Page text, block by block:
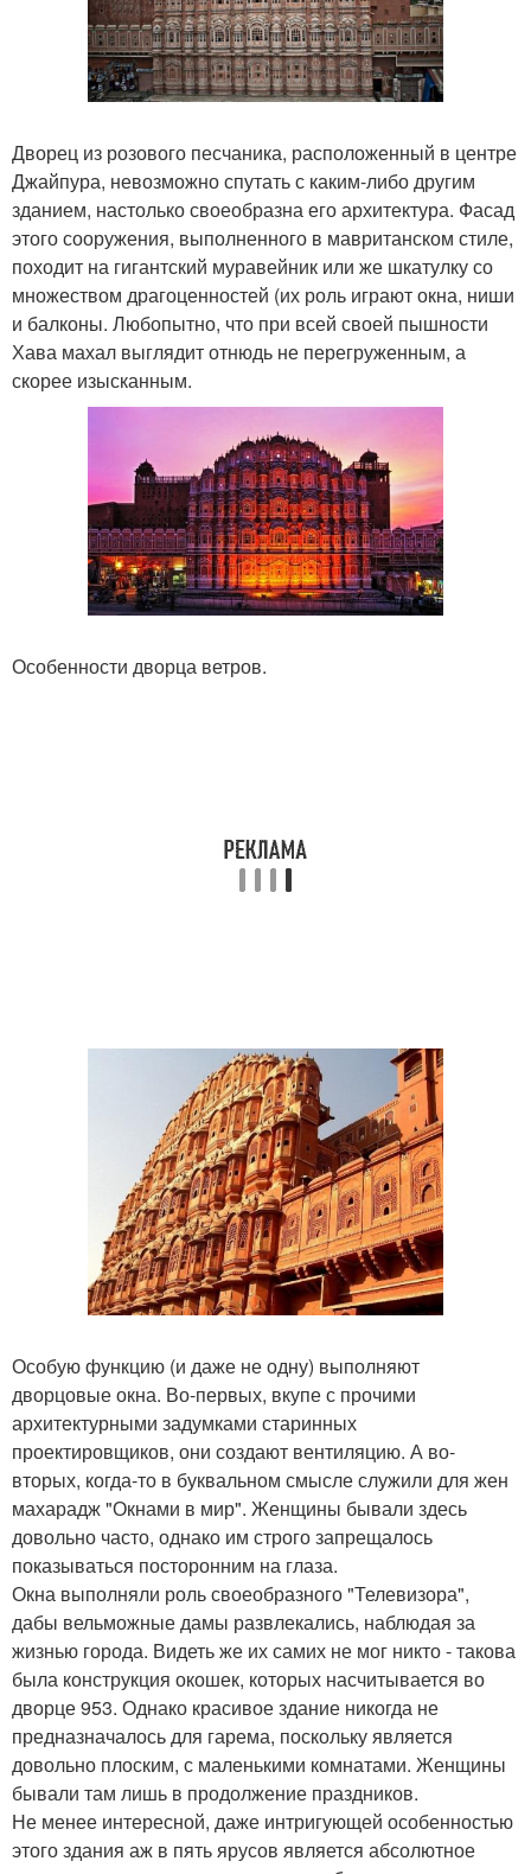
Дворец из розового песчаника, расположенный в центре
Джайпура, невозможно спутать с каким-либо другим
зданием, настолько своеобразна его архитектура. Фасад
этого сооружения, выполненного в мавританском стиле,
походит на гигантский муравейник или же шкатулку со
множеством драгоценностей (их роль играют окна, ниши
и балконы. Любопытно, что при всей своей пышности
Хава махал выглядит отнюдь не перегруженным, а
скорее изысканным.
Особенности дворца ветров.
Особую функцию (и даже не одну) выполняют
дворцовые окна. Во-первых, вкупе с прочими
архитектурными задумками старинных
проектировщиков, они создают вентиляцию. А во-
вторых, когда-то в буквальном смысле служили для жен
махарадж "Окнами в мир". Женщины бывали здесь
довольно часто, однако им строго запрещалось
показываться посторонним на глаза.
Окна выполняли роль своеобразного "Телевизора",
дабы вельможные дамы развлекались, наблюдая за
жизнью города. Видеть же их самих не мог никто - такова
была конструкция окошек, которых насчитывается во
дворце 953. Однако красивое здание никогда не
предназначалось для гарема, поскольку является
довольно плоским, с маленькими комнатами. Женщины
бывали там лишь в продолжение праздников.
Не менее интересной, даже интригующей особенностью
этого здания аж в пять ярусов является абсолютное